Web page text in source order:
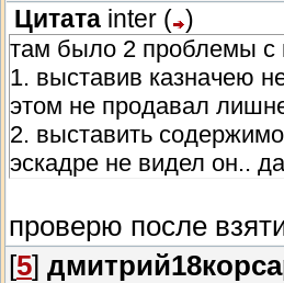
Цитата inter ( )
там было 2 проблемы с
1. выставив казначею
этом не продавал
2. выставить
эскадре не видел он..
проверю после
[5]